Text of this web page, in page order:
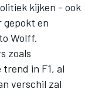
kijken - ook
gepokt en
Wolff.
zoals
in F1, al
verschil zal